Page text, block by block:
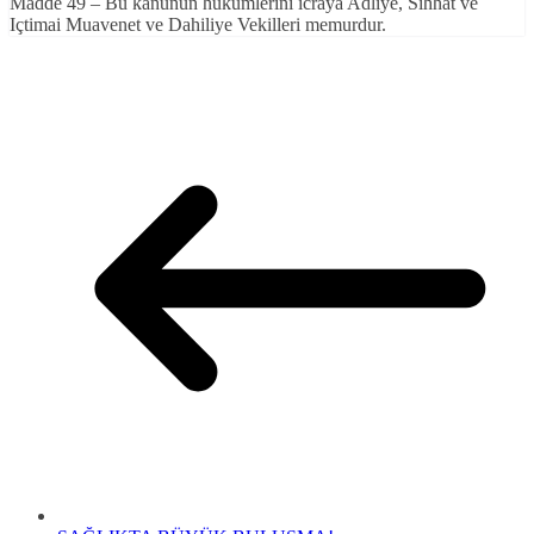
Içtimai Muavenet ve Dahiliye Vekilleri memurdur.